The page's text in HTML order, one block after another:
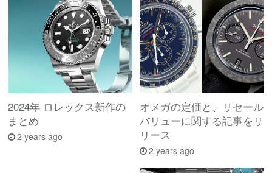
2024年 ロレックス新作の
まとめ
2 years ago
オメガの定価と、リセール
バリューに関する記事をリ
リース
2 years ago